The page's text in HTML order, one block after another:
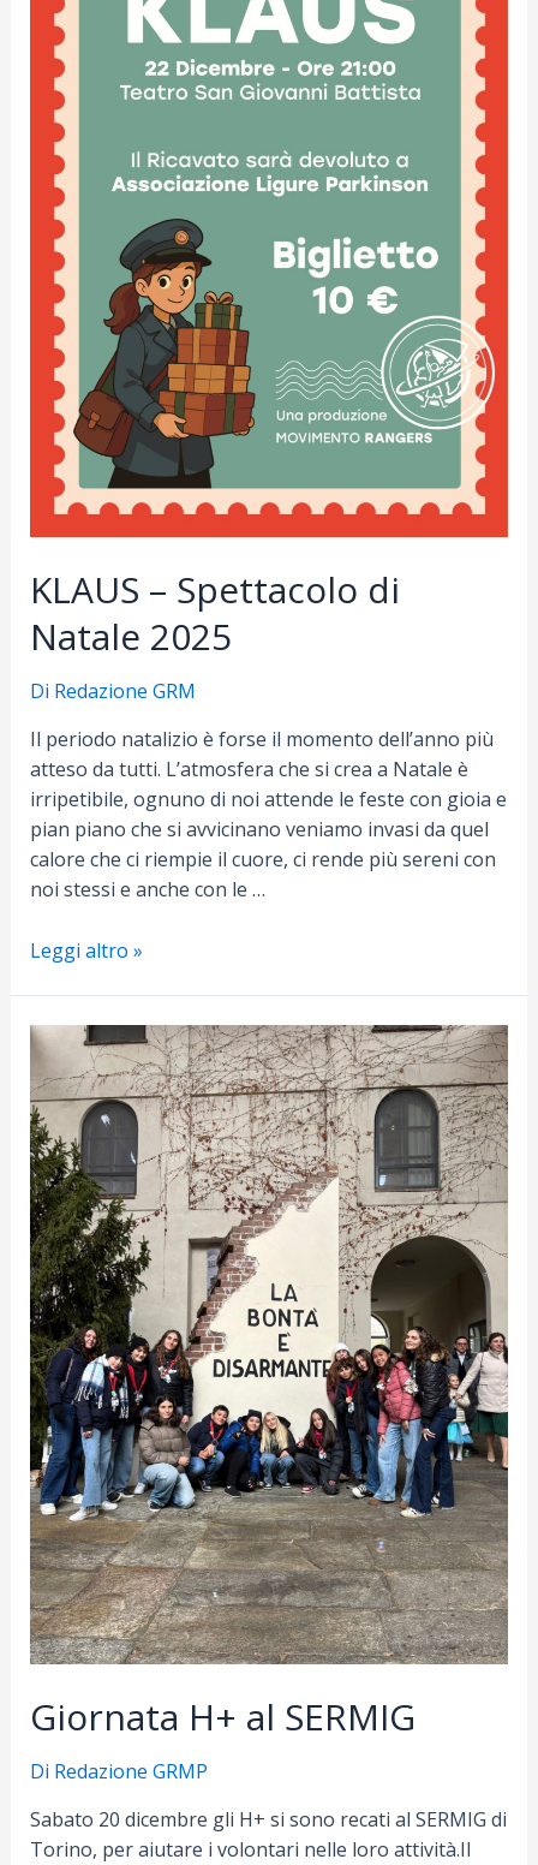
KLAUS – Spettacolo di
Natale 2025
Di Redazione GRM
Il periodo natalizio è forse il momento dell’anno più
atteso da tutti. L’atmosfera che si crea a Natale è
irripetibile, ognuno di noi attende le feste con gioia e
pian piano che si avvicinano veniamo invasi da quel
calore che ci riempie il cuore, ci rende più sereni con
noi stessi e anche con le …
KLAUS
di
Natale
2025
Leggi altro »
Giornata H+ al SERMIG
Di Redazione GRMP
Sabato 20 dicembre gli H+ si sono recati al SERMIG di
Torino, per aiutare i volontari nelle loro attività.Il